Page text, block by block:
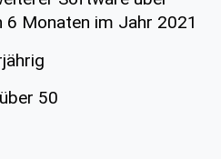
6 Monaten im Jahr 2021
50